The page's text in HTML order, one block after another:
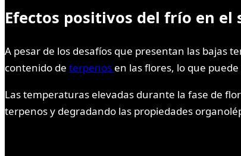
Efectos positivos del frío en el
A pesar de los desafíos que presentan las bajas
contenido de terpenos en las flores, lo que
Las temperaturas elevadas durante la fase de
terpenos y degradando las propiedades